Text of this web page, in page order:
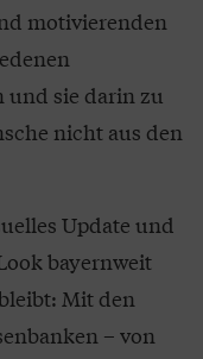
motivierenden
und sie darin zu
nicht aus den
Update und
bayernweit
Mit den
– von